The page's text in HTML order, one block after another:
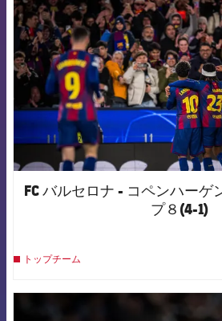
FC バルセロナ - コペンハーゲ
プ８(4-1)
トップチーム